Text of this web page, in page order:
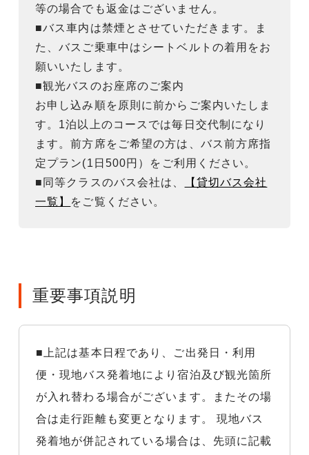
等の場合でも返金はございません。
■バス車内は禁煙とさせていただきます。ま
た、バスご乗車中はシートベルトの着用をお
願いいたします。
■観光バスのお座席のご案内
お申し込み順を原則に前からご案内いたしま
す。1泊以上のコースでは毎日交代制になり
ます。前方席をご希望の方は、バス前方席指
定プラン(1日500円）をご利用ください。
■同等クラスのバス会社は、
【貸切バス会社
一覧】 をご覧ください。
重要事項説明
■上記は基本日程であり、ご出発日・利用
便・現地バス発着地により宿泊及び観光箇所
が入れ替わる場合がございます。またその場
合は走行距離も変更となります。 現地バス
発着地が併記されている場合は、先頭に記載